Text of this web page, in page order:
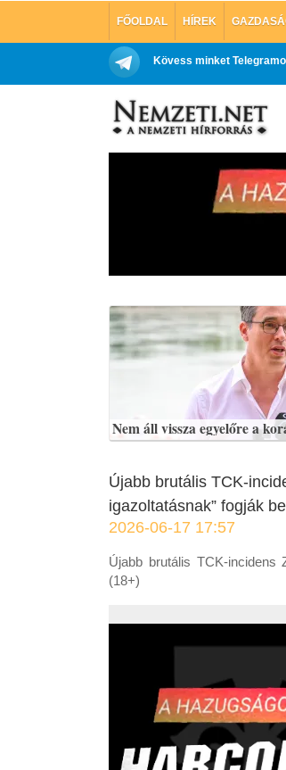
FŐOLDAL HÍREK
Kövess minket
Nem áll vissza egyelőre a
Újabb brutális TCK-
igazoltatásnak” fogják
2026-06-17 17:57
Újabb brutális TCK-incidens
(18+)